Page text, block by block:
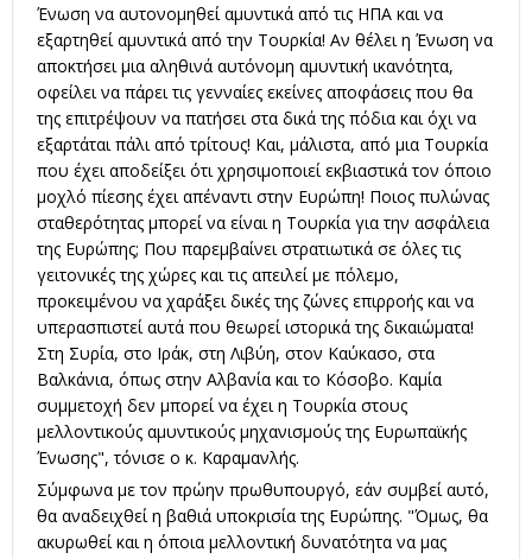
Ένωση να αυτονομηθεί αμυντικά από τις ΗΠΑ και να
εξαρτηθεί αμυντικά από την Τουρκία! Αν θέλει η Ένωση να
αποκτήσει μια αληθινά αυτόνομη αμυντική ικανότητα,
οφείλει να πάρει τις γενναίες εκείνες αποφάσεις που θα
της επιτρέψουν να πατήσει στα δικά της πόδια και όχι να
εξαρτάται πάλι από τρίτους! Και, μάλιστα, από μια Τουρκία
που έχει αποδείξει ότι χρησιμοποιεί εκβιαστικά τον όποιο
μοχλό πίεσης έχει απέναντι στην Ευρώπη! Ποιος πυλώνας
σταθερότητας μπορεί να είναι η Τουρκία για την ασφάλεια
της Ευρώπης; Που παρεμβαίνει στρατιωτικά σε όλες τις
γειτονικές της χώρες και τις απειλεί με πόλεμο,
προκειμένου να χαράξει δικές της ζώνες επιρροής και να
υπερασπιστεί αυτά που θεωρεί ιστορικά της δικαιώματα!
Στη Συρία, στο Ιράκ, στη Λιβύη, στον Καύκασο, στα
Βαλκάνια, όπως στην Αλβανία και το Κόσοβο. Καμία
συμμετοχή δεν μπορεί να έχει η Τουρκία στους
μελλοντικούς αμυντικούς μηχανισμούς της Ευρωπαϊκής
Ένωσης", τόνισε ο κ. Καραμανλής.
Σύμφωνα με τον πρώην πρωθυπουργό, εάν συμβεί αυτό,
θα αναδειχθεί η βαθιά υποκρισία της Ευρώπης. "Όμως, θα
ακυρωθεί και η όποια μελλοντική δυνατότητα να μας